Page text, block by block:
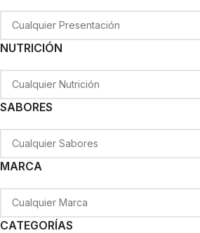
NUTRICIÓN
SABORES
MARCA
CATEGORÍAS